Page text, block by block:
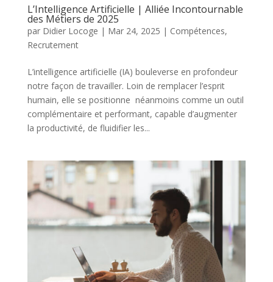
L’Intelligence Artificielle | Alliée Incontournable
des Métiers de 2025
par Didier Locoge | Mar 24, 2025 | Compétences,
Recrutement
L’intelligence artificielle (IA) bouleverse en profondeur
notre façon de travailler. Loin de remplacer l’esprit
humain, elle se positionne néanmoins comme un outil
complémentaire et performant, capable d’augmenter
la productivité, de fluidifier les...